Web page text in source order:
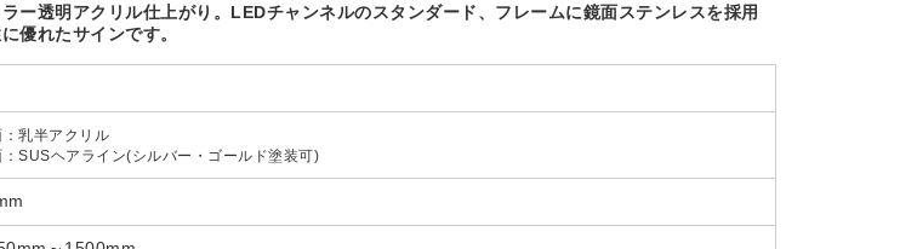
ー透明アクリル仕上がり。LEDチャンネルのスタンダード、フレームに鏡面ステンレスを採用
優れたサインです。
：乳半アクリル
：SUSヘアライン(シルバー・ゴールド塗装可)